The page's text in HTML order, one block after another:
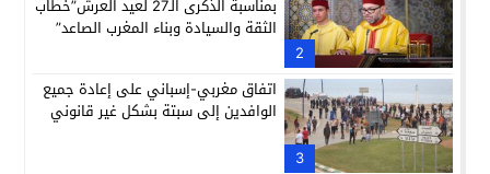
2
بمناسبة الذكرى الـ27 لعيد العرش”خطاب
الثقة والسيادة وبناء المغرب الصاعد”
3
اتفاق مغربي-إسباني على إعادة جميع
الوافدين إلى سبتة بشكل غير قانوني